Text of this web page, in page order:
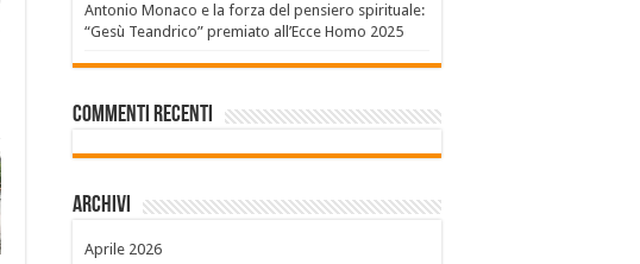
Antonio Monaco e la forza del pensiero spirituale:
“Gesù Teandrico” premiato all’Ecce Homo 2025
Commenti recenti
Archivi
Aprile 2026